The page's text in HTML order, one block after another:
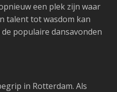
een plek zijn waar
talent tot wasdom kan
populaire dansavonden
in Rotterdam. Als